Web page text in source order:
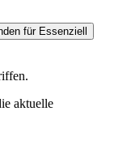
für Essenziell
aktuelle